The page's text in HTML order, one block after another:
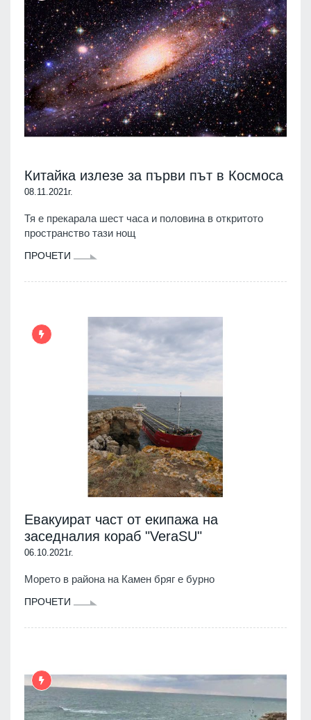
Китайка излезе за първи път в Космоса
08.11.2021г.
Тя е прекарала шест часа и половина в откритото
пространство тази нощ
ПРОЧЕТИ
Евакуират част от екипажа на
заседналия кораб "VeraSU"
06.10.2021г.
Морето в района на Камен бряг е бурно
ПРОЧЕТИ